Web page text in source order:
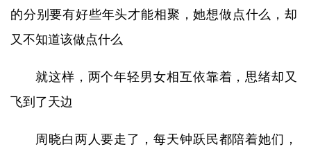
的分别要有好些年头才能相聚，她想做点什么，却
又不知道该做点什么
就这样，两个年轻男女相互依靠着，思绪却又
飞到了天边
周晓白两人要走了，每天钟跃民都陪着她们，